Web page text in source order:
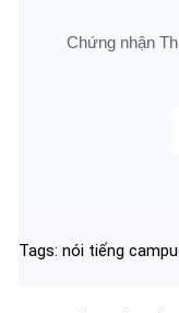
Chứng nhận
Tags: nói tiếng